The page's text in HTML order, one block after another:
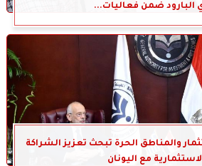
البارود ضمن فعاليات...
والمناطق الحرة تبحث تعزيز الشراكة
مع اليونان